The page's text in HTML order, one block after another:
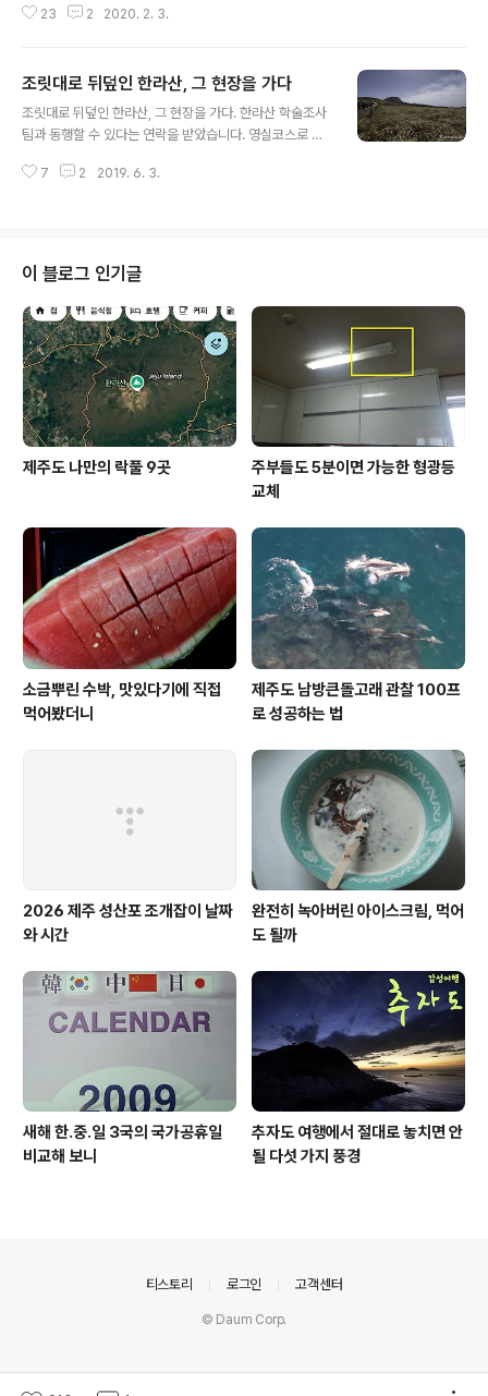
배경을 더해 입이 다물어지지 않은 환상적인 풍경을 선사
된 지 50년이 되는 해이지요. 유네스코 세계자연유산이면
다. 하지만 늘어나는 탐방객들의 적정 수용 한계치를 초과
한 탓에 생태환경이 위기를 맞기도 했는데요, 결국 탐방객
을 줄여야 한다는 결론에 도달한 것입니다. 이를 위해 탐방
들어간 것입니다. 한라산은 겨울이 참 아름다운 산입니다.
23 2 2020. 2. 3.
조릿대로 뒤덮인 한라산, 그 현장을 가다
조릿대로 뒤덮인 한라산, 그 현장을 가다. 한라산 학술조사
팀과 동행할 수 있다는 연락을 받았습니다. 영실코스로 올
상황을 살펴보고, 남벽으로 이동하여 화산활동으로 인한
가장 관심 있게 살펴 본 것은 조릿대입니다. 한라산 고지대
식물의 80% 가까이 조릿대가 잠식하고 있다는 얘기를 들
었습니다. 조릿대가 왕성해지면서 한라산 생태에 많은 변
화를 가져 오는 만큼 다양한 연구들이 이뤄지고 있고 조릿
대에 의한 장단점들도 다양하게 쏟아지고 있습니다. 백년
도 살지 못하는 우리들이 무려 180만 년 전..
7 2 2019. 6. 3.
이 블로그 인기글
제주도 나만의 락풀 9곳
주부들도 5분이면 가능한 형광등
교체
소금뿌린 수박, 맛있다기에 직접
먹어봤더니
제주도 남방큰돌고래 관찰 100프
로 성공하는 법
2026 제주 성산포 조개잡이 날짜
와 시간
완전히 녹아버린 아이스크림, 먹어
도 될까
새해 한.중.일 3국의 국가공휴일
비교해 보니
추자도 여행에서 절대로 놓치면 안
될 다섯 가지 풍경
티스토리 로그인 고객센터
© Daum Corp.